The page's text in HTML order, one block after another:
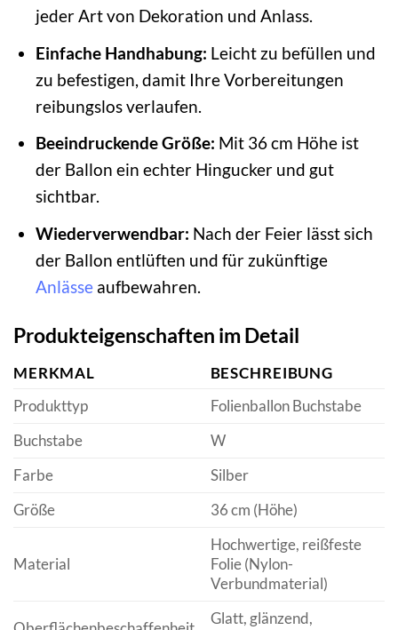
jeder Art von Dekoration und Anlass.
Einfache Handhabung: Leicht zu befüllen und
zu befestigen, damit Ihre Vorbereitungen
reibungslos verlaufen.
Beeindruckende Größe: Mit 36 cm Höhe ist
der Ballon ein echter Hingucker und gut
sichtbar.
Wiederverwendbar: Nach der Feier lässt sich
der Ballon entlüften und für zukünftige
Anlässeaufbewahren.
Produkteigenschaften im Detail
MERKMAL
BESCHREIBUNG
Produkttyp
Folienballon Buchstabe
Buchstabe
W
Farbe
Silber
Größe
36 cm (Höhe)
Material
Hochwertige, reißfeste
Folie (Nylon-
Verbundmaterial)
Glatt, glänzend,